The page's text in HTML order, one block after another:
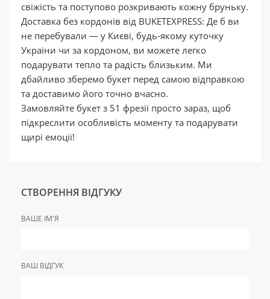
свіжість та поступово розкривають кожну бруньку.
Доставка без кордонів від BUKETEXPRESS: Де б ви
не перебували — у Києві, будь-якому куточку
України чи за кордоном, ви можете легко
подарувати тепло та радість близьким. Ми
дбайливо зберемо букет перед самою відправкою
та доставимо його точно вчасно.
Замовляйте букет з 51 фрезії просто зараз, щоб
підкреслити особливість моменту та подарувати
щирі емоції!
СТВОРЕННЯ ВІДГУКУ
ВАШЕ ІМ'Я
ВАШ ВІДГУК